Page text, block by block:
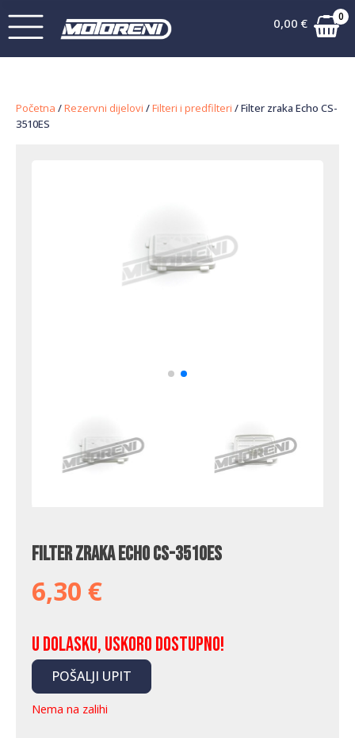
0,00 € 0
Početna /Rezervni dijelovi /Filteri i predfilteri / Filter zraka Echo CS-
3510ES
Filter zraka Echo CS-3510ES
6,30 €
U dolasku, uskoro dostupno!
POŠALJI UPIT
Nema na zalihi